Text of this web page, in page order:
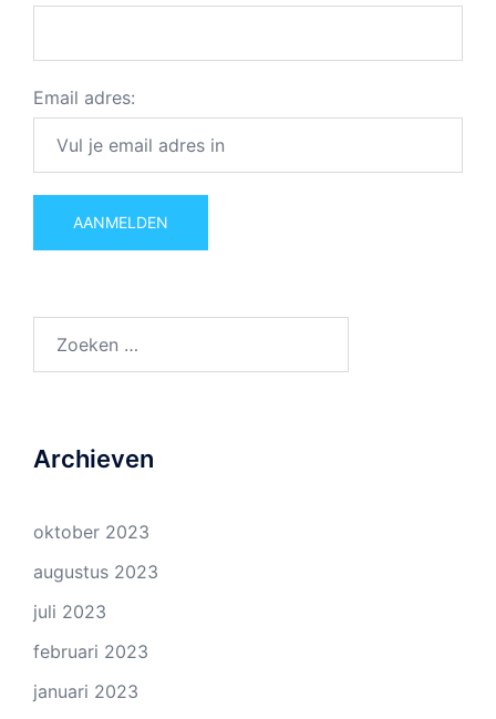
Email adres:
Archieven
oktober 2023
augustus 2023
juli 2023
februari 2023
januari 2023